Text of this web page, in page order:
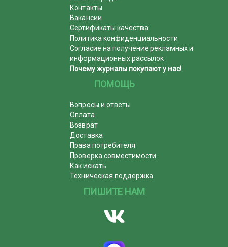
Контакты
Вакансии
Сертификаты качества
Политика конфиденциальности
Согласие на получение рекламных и
информационных рассылок
Почему журналы покупают у нас!
ПОМОЩЬ
Вопросы и ответы
Оплата
Возврат
Доставка
Права потребителя
Проверка совместимости
Как искать
Техническая поддержка
ПИШИТЕ НАМ